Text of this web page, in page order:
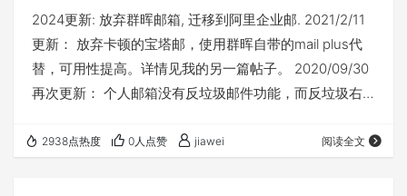
2024更新: 放弃群晖邮箱, 迁移到阿里企业邮. 2021/2/11
更新： 放弃卡顿的宝塔邮，使用群晖自带的mail plus代
替，可用性提高。详情见我的另一篇帖子。 2020/09/30
再次更新： 个人邮箱没有反垃圾邮件功能，而反垃圾右
微尴尬。暂时搁置 建立个人私有邮箱，放弃使用腾讯企
2938点热度 0人点赞 jiawei 阅读全文